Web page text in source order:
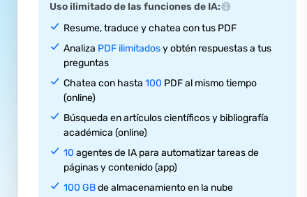
Uso ilimitado de las funciones de IA:
Resume, traduce y chatea con tus PDF
Analiza PDF ilimitadosy obtén respuestas a tus
preguntas
Chatea con hasta 100 PDF al mismo tiempo
(online)
Búsqueda en artículos científicos y bibliografía
académica (online)
10 agentes de IA para automatizar tareas de
páginas y contenido (app)
100 GBde almacenamiento en la nube